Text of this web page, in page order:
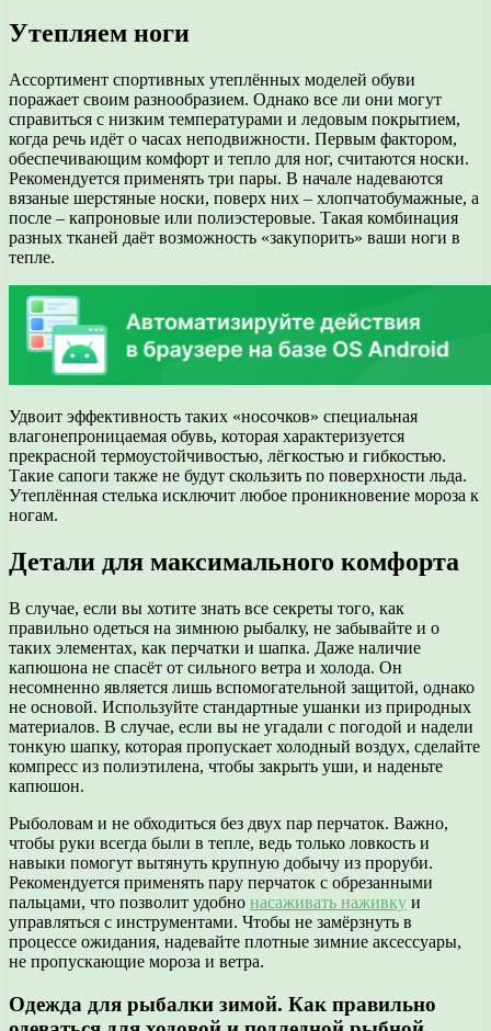
Утепляем ноги
Ассортимент спортивных утеплённых моделей обуви
поражает своим разнообразием. Однако все ли они могут
справиться с низким температурами и ледовым покрытием,
когда речь идёт о часах неподвижности. Первым фактором,
обеспечивающим комфорт и тепло для ног, считаются носки.
Рекомендуется применять три пары. В начале надеваются
вязаные шерстяные носки, поверх них – хлопчатобумажные, а
после – капроновые или полиэстеровые. Такая комбинация
разных тканей даёт возможность «закупорить» ваши ноги в
тепле.
Удвоит эффективность таких «носочков» специальная
влагонепроницаемая обувь, которая характеризуется
прекрасной термоустойчивостью, лёгкостью и гибкостью.
Такие сапоги также не будут скользить по поверхности льда.
Утеплённая стелька исключит любое проникновение мороза к
ногам.
Детали для максимального комфорта
В случае, если вы хотите знать все секреты того, как
правильно одеться на зимнюю рыбалку, не забывайте и о
таких элементах, как перчатки и шапка. Даже наличие
капюшона не спасёт от сильного ветра и холода. Он
несомненно является лишь вспомогательной защитой, однако
не основой. Используйте стандартные ушанки из природных
материалов. В случае, если вы не угадали с погодой и надели
тонкую шапку, которая пропускает холодный воздух, сделайте
компресс из полиэтилена, чтобы закрыть уши, и наденьте
капюшон.
Рыболовам и не обходиться без двух пар перчаток. Важно,
чтобы руки всегда были в тепле, ведь только ловкость и
навыки помогут вытянуть крупную добычу из проруби.
Рекомендуется применять пару перчаток с обрезанными
пальцами, что позволит удобно насаживать наживку и
управляться с инструментами. Чтобы не замёрзнуть в
процессе ожидания, надевайте плотные зимние аксессуары,
не пропускающие мороза и ветра.
Одежда для рыбалки зимой. Как правильно